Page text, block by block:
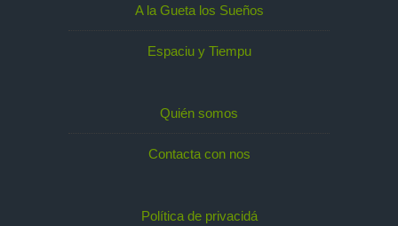
A la Gueta los Sueños
Espaciu y Tiempu
Quién somos
Contacta con nos
Política de privacidá